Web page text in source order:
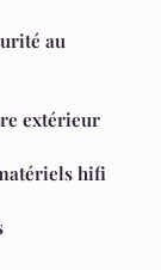
au
extérieur
hifi